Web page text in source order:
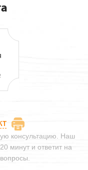
консультацию. Наш
минут и ответит на